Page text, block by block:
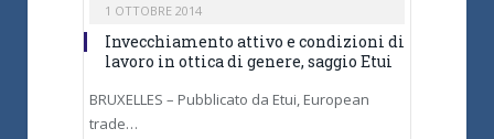
1 OTTOBRE 2014
Invecchiamento attivo e condizioni di
lavoro in ottica di genere, saggio Etui
BRUXELLES – Pubblicato da Etui, European
trade…